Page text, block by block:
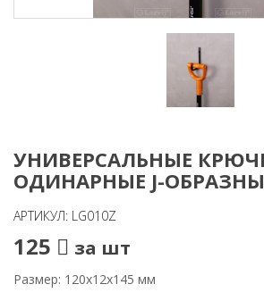
УНИВЕРСАЛЬНЫЕ
ОДИНАРНЫЕ J-
АРТИКУЛ: LG010Z
125 за шт
Размер: 120х12х145 мм